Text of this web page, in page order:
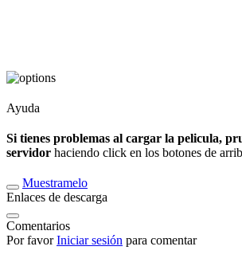
Ayuda
Si tienes problemas al cargar la pelicula,
servidor haciendo click en los botones de
Muestramelo
Enlaces de descarga
Comentarios
Por favorIniciar sesión para comentar